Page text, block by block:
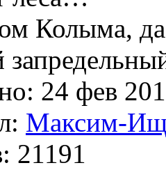
Колыма,
24 фев
Максим-
21191